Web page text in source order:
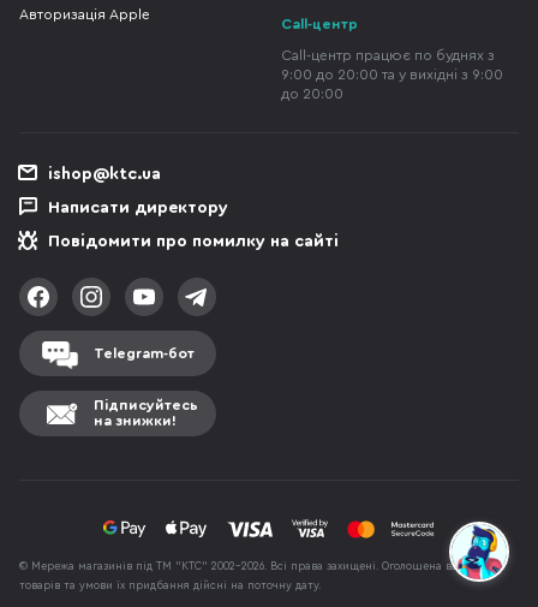
Авторизація Apple
Call-центр
Call-центр працює по буднях з
9:00 до 20:00 та у вихідні з 9:00
до 20:00
ishop@ktc.ua
Написати директору
Повідомити про помилку на сайті
Telegram-бот
Підписуйтесь
на знижки!
© Мережа магазинів під ТМ "КТС" 2002-2026. Всі права захищені. Оголошена вартість
товарів та умови їх придбання дійсні на поточну дату.